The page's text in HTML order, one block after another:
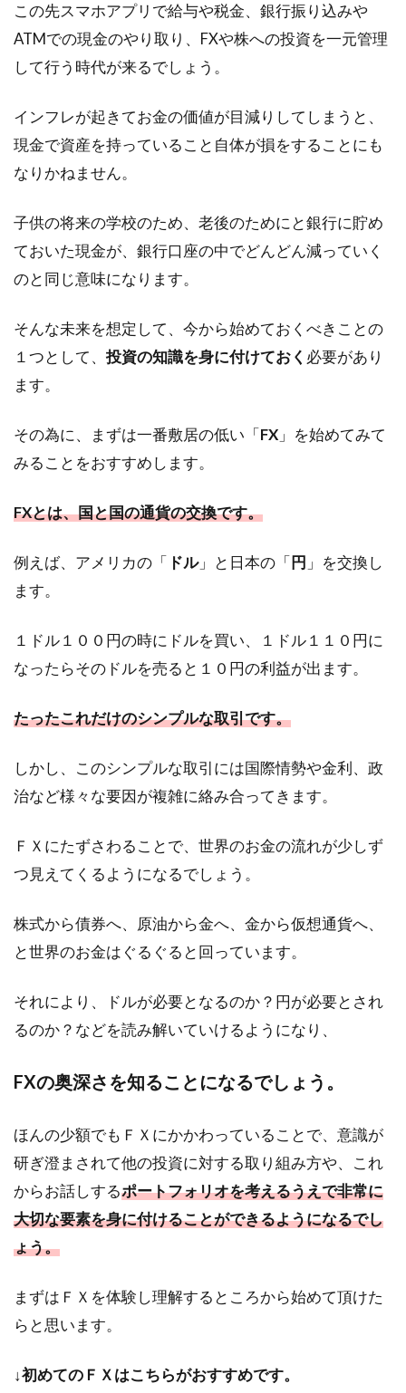
この先スマホアプリで給与や税金、銀行振り込みや
ATMでの現金のやり取り、FXや株への投資を一元管理
して行う時代が来るでしょう。
インフレが起きてお金の価値が目減りしてしまうと、
現金で資産を持っていること自体が損をすることにも
なりかねません。
子供の将来の学校のため、老後のためにと銀行に貯め
ておいた現金が、銀行口座の中でどんどん減っていく
のと同じ意味になります。
そんな未来を想定して、今から始めておくべきことの
１つとして、 投資の知識を身に付けておく 必要があり
ます。
その為に、まずは一番敷居の低い「FX 」を始めてみて
みることをおすすめします。
FXとは、国と国の通貨の交換です。
例えば、アメリカの「 ドル」と日本の「円 」を交換し
ます。
１ドル１００円の時にドルを買い、１ドル１１０円に
なったらそのドルを売ると１０円の利益が出ます。
たったこれだけのシンプルな取引です。
しかし、このシンプルな取引には国際情勢や金利、政
治など様々な要因が複雑に絡み合ってきます。
ＦＸにたずさわることで、世界のお金の流れが少しず
つ見えてくるようになるでしょう。
株式から債券へ、原油から金へ、金から仮想通貨へ、
と世界のお金はぐるぐると回っています。
それにより、ドルが必要となるのか？円が必要とされ
るのか？などを読み解いていけるようになり、
FXの奥深さを知ることになるでしょう。
ほんの少額でもＦＸにかかわっていることで、意識が
研ぎ澄まされて他の投資に対する取り組み方や、これ
からお話しするポートフォリオを考えるうえで非常に
大切な要素を身に付けることができるようになるでし
ょう。
まずはＦＸを体験し理解するところから始めて頂けた
らと思います。
↓初めてのＦＸはこちらがおすすめです。